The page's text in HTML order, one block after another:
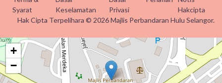
Syarat
Keselamatan
Privasi
Hakcipta
Hak Cipta Terpelihara © 2026 Majlis Perbandaran Hulu Selangor.
+
−